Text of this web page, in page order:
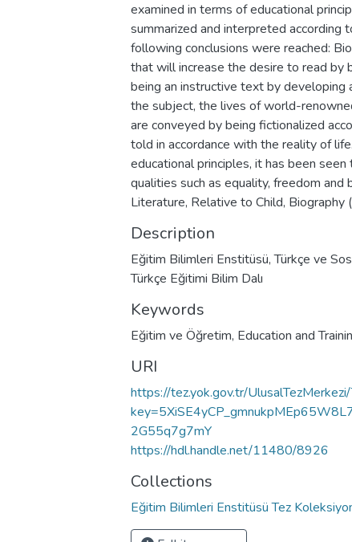
examined in terms of educational
summarized and interpreted according
following conclusions were reached:
that will increase the desire to read by
being an instructive text by developing
the subject, the lives of world-
are conveyed by being fictionalized
told in accordance with the reality of
educational principles, it has been
qualities such as equality, freedom and
Literature, Relative to Child, Biography
Description
Eğitim Bilimleri Enstitüsü, Türkçe ve
Türkçe Eğitimi Bilim Dalı
Keywords
Eğitim ve Öğretim, Education and
URI
https://tez.yok.gov.tr/
2G55q7g7mY
https://hdl.handle.net/11480/8926
Collections
Eğitim Bilimleri Enstitüsü Tez